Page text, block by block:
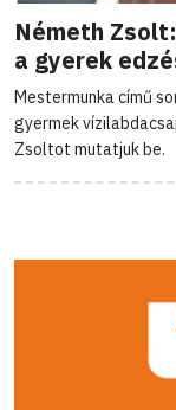
Németh
a gyerek
Mestermunka című
gyermek
Zsoltot mutatjuk be.